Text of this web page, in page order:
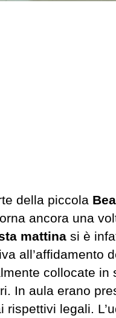
della piccola
ancora una
mattina si è
all’affidamento
collocate in
In aula erano
rispettivi legali.